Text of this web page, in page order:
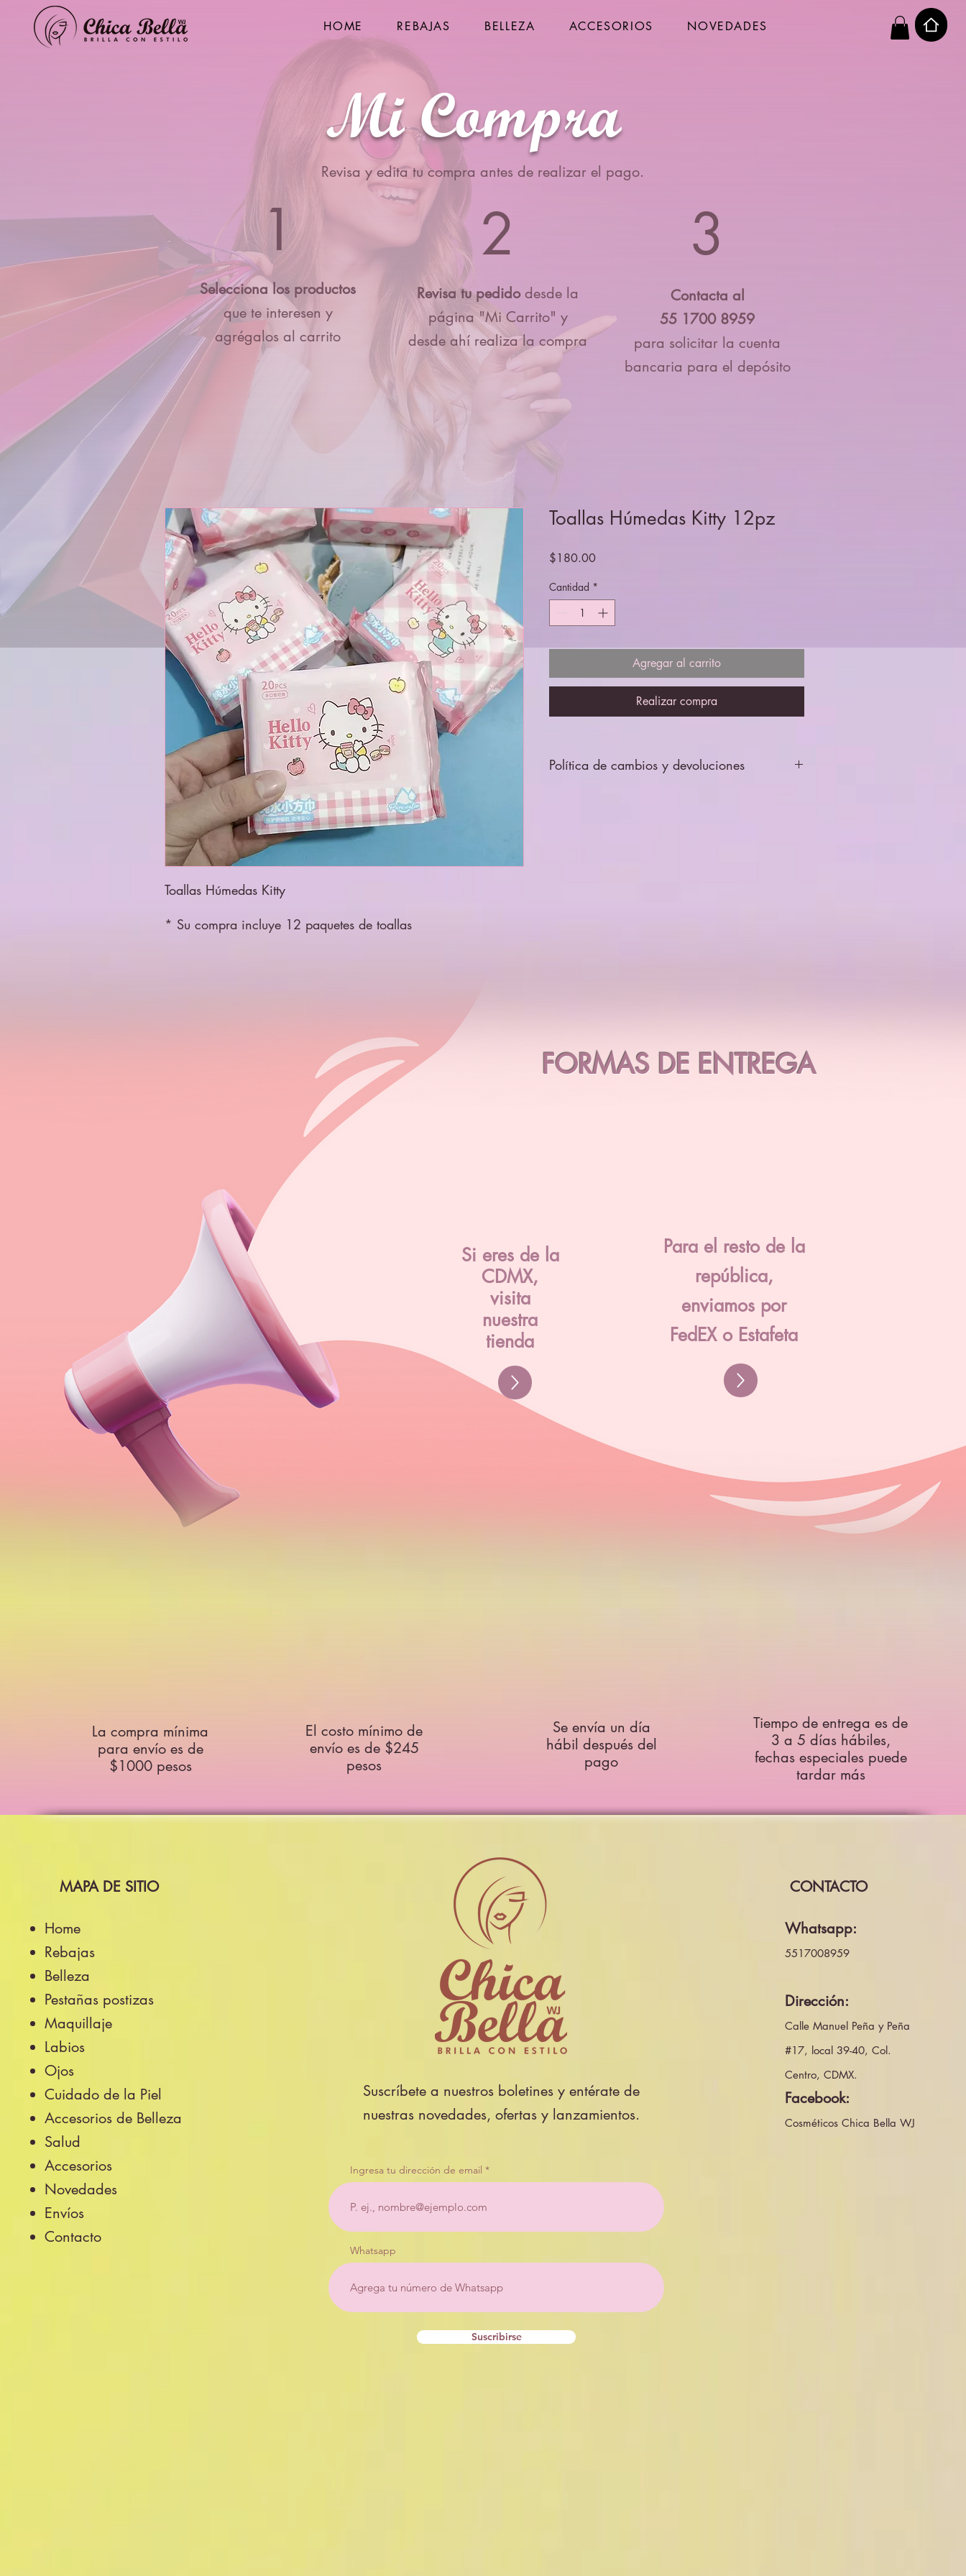
HOME REBAJAS BELLEZA ACCESORIOS NOVEDADES
Mi Compra
Revisa y edita tu compra antes de realizar el pago.
1
Selecciona los productos
que te interesen y
agrégalos al carrito
2
Revisa tu pedidodesde la
página "Mi Carrito" y
desde ahí realiza la compra
3
Contacta al
55 1700 8959
para solicitar la cuenta
bancaria para el depósito
Toallas Húmedas Kitty
* Su compra incluye 12 paquetes de toallas
Toallas Húmedas Kitty 12pz
$180.00Precio
Cantidad *
Agregar al carrito
Realizar compra
Política de cambios y devoluciones
FORMAS DE ENTREGA
Si eres de la
CDMX,
visita
nuestra
tienda
Para el resto de la
república,
enviamos por
FedEX o Estafeta
La compra mínima
para envío es de
$1000 pesos
El costo mínimo de
envío es de $245
pesos
Se envía un día
hábil después del
pago
Tiempo de entrega es de
3 a 5 días hábiles,
fechas especiales puede
tardar más
MAPA DE SITIO
Home
Rebajas
Belleza
Pestañas postizas
Maquillaje
Labios
Ojos
Cuidado de la Piel
Accesorios de Belleza
Salud
Accesorios
Novedades
Envíos
Contacto
Suscríbete a nuestros boletines y entérate de
nuestras novedades, ofertas y lanzamientos.
Ingresa tu dirección de email
Whatsapp
Suscribirse
CONTACTO
Whatsapp:
5517008959
Dirección:
Calle Manuel Peña y Peña
#17, local 39-40, Col.
Centro, CDMX.
Facebook:
Cosméticos Chica Bella WJ